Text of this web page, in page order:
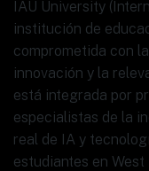
IAU University
institución de
comprometida con
innovación y la
está integrada por
especialistas de la
real de IA y
estudiantes en